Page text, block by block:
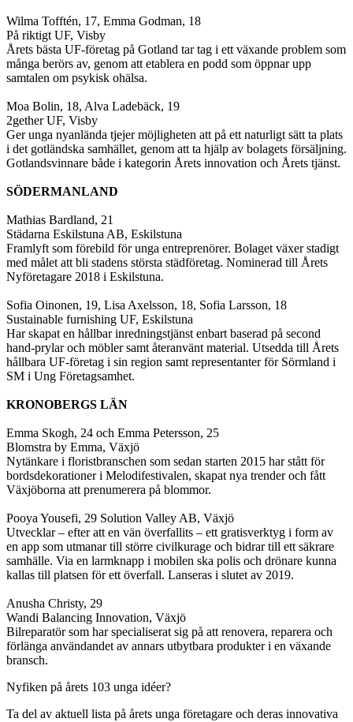
Wilma Tofftén, 17, Emma Godman, 18
På riktigt UF, Visby
Årets bästa UF-företag på Gotland tar tag i ett växande problem som
många berörs av, genom att etablera en podd som öppnar upp
samtalen om psykisk ohälsa.
Moa Bolin, 18, Alva Ladebäck, 19
2gether UF, Visby
Ger unga nyanlända tjejer möjligheten att på ett naturligt sätt ta plats
i det gotländska samhället, genom att ta hjälp av bolagets försäljning.
Gotlandsvinnare både i kategorin Årets innovation och Årets tjänst.
SÖDERMANLAND
Mathias Bardland, 21
Städarna Eskilstuna AB, Eskilstuna
Framlyft som förebild för unga entreprenörer. Bolaget växer stadigt
med målet att bli stadens största städföretag. Nominerad till Årets
Nyföretagare 2018 i Eskilstuna.
Sofia Oinonen, 19, Lisa Axelsson, 18, Sofia Larsson, 18
Sustainable furnishing UF, Eskilstuna
Har skapat en hållbar inredningstjänst enbart baserad på second
hand-prylar och möbler samt återanvänt material. Utsedda till Årets
hållbara UF-företag i sin region samt representanter för Sörmland i
SM i Ung Företagsamhet.
KRONOBERGS LÄN
Emma Skogh, 24 och Emma Petersson, 25
Blomstra by Emma, Växjö
Nytänkare i floristbranschen som sedan starten 2015 har stått för
bordsdekorationer i Melodifestivalen, skapat nya trender och fått
Växjöborna att prenumerera på blommor.
Pooya Yousefi, 29 Solution Valley AB, Växjö
Utvecklar – efter att en vän överfallits – ett gratisverktyg i form av
en app som utmanar till större civilkurage och bidrar till ett säkrare
samhälle. Via en larmknapp i mobilen ska polis och drönare kunna
kallas till platsen för ett överfall. Lanseras i slutet av 2019.
Anusha Christy, 29
Wandi Balancing Innovation, Växjö
Bilreparatör som har specialiserat sig på att renovera, reparera och
förlänga användandet av annars utbytbara produkter i en växande
bransch.
Nyfiken på årets 103 unga idéer?
Ta del av aktuell lista på årets unga företagare och deras innovativa